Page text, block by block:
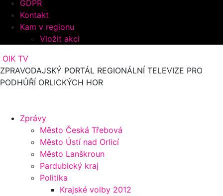
GDPR
Kontakt
Kam v regionu
Vložit akci
OIK TV
ZPRAVODAJSKÝ PORTÁL REGIONÁLNÍ TELEVIZE PRO
PODHŮŘÍ ORLICKÝCH HOR
Zprávy
Město Česká Třebová
Město Ústí nad Orlicí
Město Lanškroun
Pardubický kraj
Politika
Krajské volby 2012